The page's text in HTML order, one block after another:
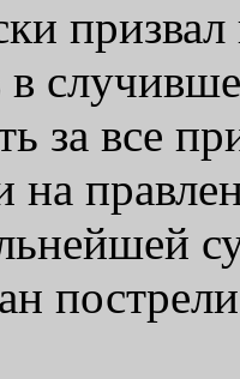
призвал
в
за все
на